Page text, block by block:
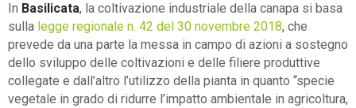
In Basilicata, la coltivazione industriale della canapa si basa
sulla legge regionale n. 42 del 30 novembre 2018, che
prevede da una parte la messa in campo di azioni a sostegno
dello sviluppo delle coltivazioni e delle filiere produttive
collegate e dall’altro l’utilizzo della pianta in quanto “specie
vegetale in grado di ridurre l’impatto ambientale in agricoltura,